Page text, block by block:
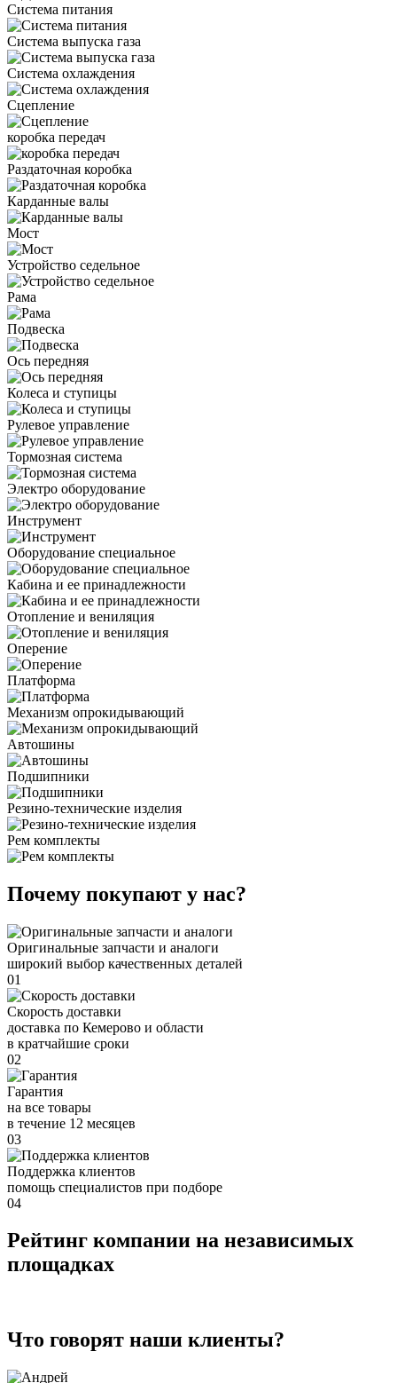
Система питания
Система выпуска газа
Система охлаждения
Сцепление
коробка передач
Раздаточная коробка
Карданные валы
Мост
Устройство седельное
Рама
Подвеска
Ось передняя
Колеса и ступицы
Рулевое управление
Тормозная система
Электро оборудование
Инструмент
Оборудование специальное
Кабина и ее принадлежности
Отопление и вениляция
Оперение
Платформа
Механизм опрокидывающий
Автошины
Подшипники
Резино-технические изделия
Рем комплекты
Почему покупают у нас?
Оригинальные запчасти и аналоги
широкий выбор качественных деталей
01
Скорость доставки
доставка по Кемерово и области
в кратчайшие сроки
02
Гарантия
на все товары
в течение 12 месяцев
03
Поддержка клиентов
помощь специалистов при подборе
04
Рейтинг компании на независимых
площадках
Что говорят наши клиенты?